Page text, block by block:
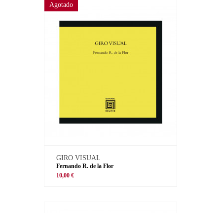
Agotado
GIRO VISUAL
Fernando R. de la Flor
10,00 €